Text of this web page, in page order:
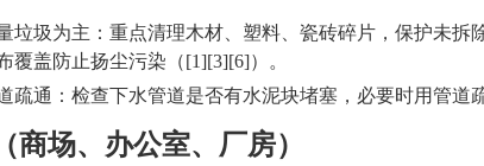
垃圾为主 ：重点清理木材、塑料、瓷砖碎片，保护未拆
覆盖防止扬尘污染（[1][3][6]）。
疏通 ：检查下水管道是否有水泥块堵塞，必要时用管道
商场、办公室、厂房）